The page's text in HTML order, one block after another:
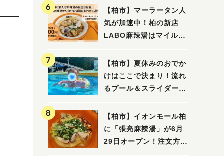
【柏市】マーラータン人
気が加速中！柏の新店
LABO麻辣湯はマイルド
【柏市】夏休みのおでか
けはここで決まり！流れ
るプール＆スライダーに
ル」を親子で満喫してき
ました！
【柏市】イオンモール柏
に「張亮麻辣湯」が6月
29日オープン！注文方法